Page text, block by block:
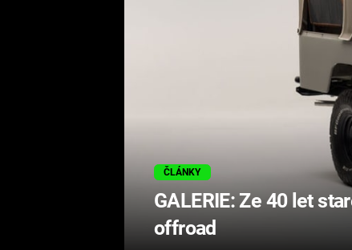
ČLÁNKY
GALERIE: Ze 40 let
offroad